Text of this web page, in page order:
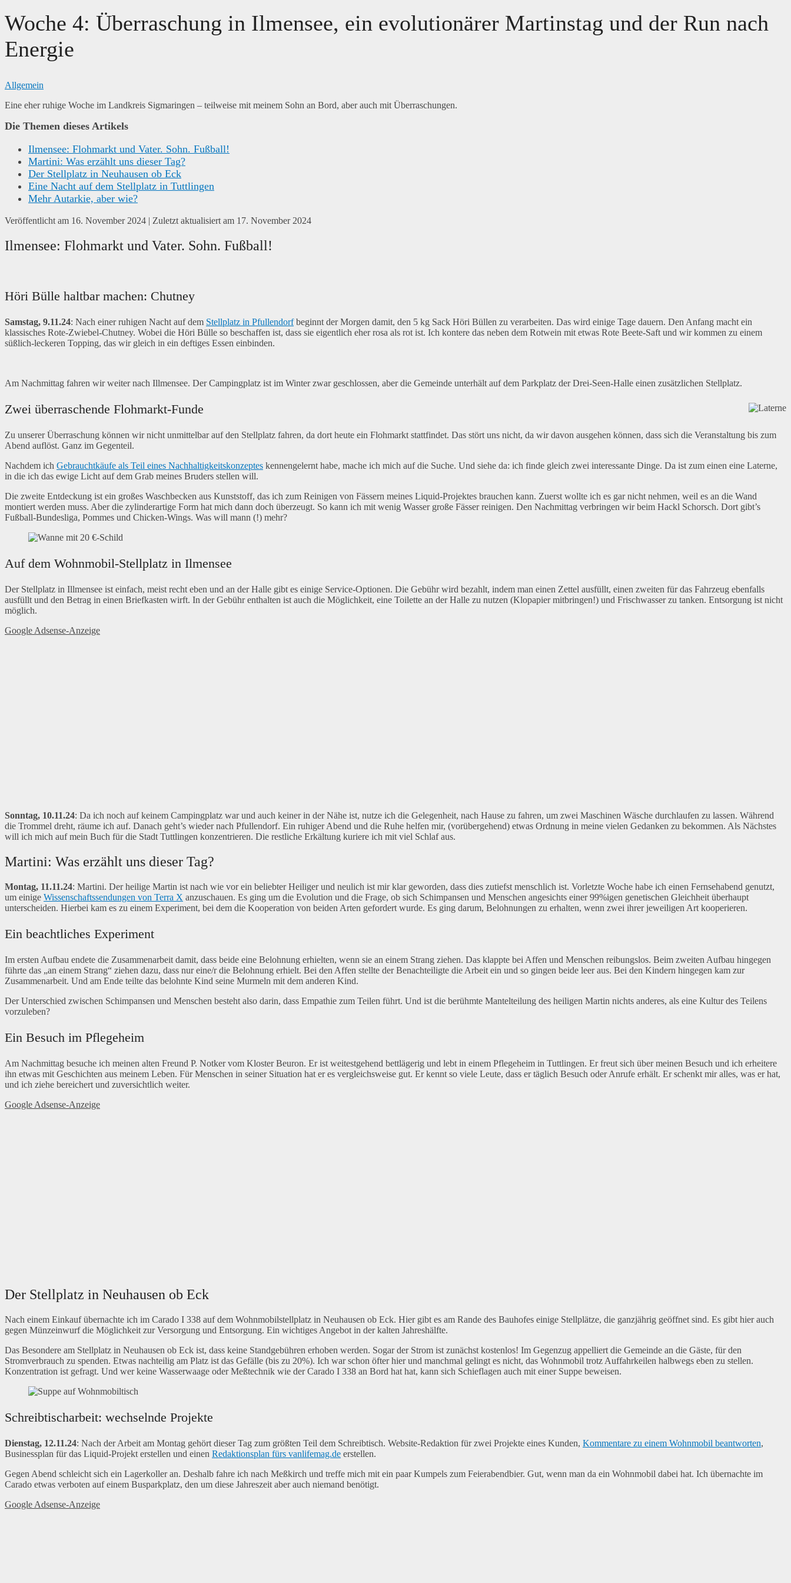
Woche 4: Überraschung in Ilmensee, ein evolutionärer Martinstag und der Run nach
Energie
Allgemein
Eine eher ruhige Woche im Landkreis Sigmaringen – teilweise mit meinem Sohn an Bord, aber auch mit Überraschungen.
Die Themen dieses Artikels
Ilmensee: Flohmarkt und Vater. Sohn. Fußball!
Martini: Was erzählt uns dieser Tag?
Der Stellplatz in Neuhausen ob Eck
Eine Nacht auf dem Stellplatz in Tuttlingen
Mehr Autarkie, aber wie?
Veröffentlicht am 16. November 2024 | Zuletzt aktualisiert am 17. November 2024
Ilmensee: Flohmarkt und Vater. Sohn. Fußball!
Höri Bülle haltbar machen: Chutney
Samstag, 9.11.24: Nach einer ruhigen Nacht auf dem Stellplatz in Pfullendorfbeginnt der Morgen damit, den 5 kg Sack Höri Büllen zu verarbeiten. Das wird einige Tage dauern. Den Anfang macht ein
klassisches Rote-Zwiebel-Chutney. Wobei die Höri Bülle so beschaffen ist, dass sie eigentlich eher rosa als rot ist. Ich kontere das neben dem Rotwein mit etwas Rote Beete-Saft und wir kommen zu einem
süßlich-leckeren Topping, das wir gleich in ein deftiges Essen einbinden.
Am Nachmittag fahren wir weiter nach Illmensee. Der Campingplatz ist im Winter zwar geschlossen, aber die Gemeinde unterhält auf dem Parkplatz der Drei-Seen-Halle einen zusätzlichen Stellplatz.
Zwei überraschende Flohmarkt-Funde
Zu unserer Überraschung können wir nicht unmittelbar auf den Stellplatz fahren, da dort heute ein Flohmarkt stattfindet. Das stört uns nicht, da wir davon ausgehen können, dass sich die Veranstaltung bis zum
Abend auflöst. Ganz im Gegenteil.
Nachdem ich Gebrauchtkäufe als Teil eines Nachhaltigkeitskonzeptes kennengelernt habe, mache ich mich auf die Suche. Und siehe da: ich finde gleich zwei interessante Dinge. Da ist zum einen eine Laterne,
in die ich das ewige Licht auf dem Grab meines Bruders stellen will.
Die zweite Entdeckung ist ein großes Waschbecken aus Kunststoff, das ich zum Reinigen von Fässern meines Liquid-Projektes brauchen kann. Zuerst wollte ich es gar nicht nehmen, weil es an die Wand
montiert werden muss. Aber die zylinderartige Form hat mich dann doch überzeugt. So kann ich mit wenig Wasser große Fässer reinigen. Den Nachmittag verbringen wir beim Hackl Schorsch. Dort gibt’s
Fußball-Bundesliga, Pommes und Chicken-Wings. Was will mann (!) mehr?
Auf dem Wohnmobil-Stellplatz in Ilmensee
Der Stellplatz in Illmensee ist einfach, meist recht eben und an der Halle gibt es einige Service-Optionen. Die Gebühr wird bezahlt, indem man einen Zettel ausfüllt, einen zweiten für das Fahrzeug ebenfalls
ausfüllt und den Betrag in einen Briefkasten wirft. In der Gebühr enthalten ist auch die Möglichkeit, eine Toilette an der Halle zu nutzen (Klopapier mitbringen!) und Frischwasser zu tanken. Entsorgung ist nicht
möglich.
Google Adsense-Anzeige
Sonntag, 10.11.24: Da ich noch auf keinem Campingplatz war und auch keiner in der Nähe ist, nutze ich die Gelegenheit, nach Hause zu fahren, um zwei Maschinen Wäsche durchlaufen zu lassen. Während
die Trommel dreht, räume ich auf. Danach geht’s wieder nach Pfullendorf. Ein ruhiger Abend und die Ruhe helfen mir, (vorübergehend) etwas Ordnung in meine vielen Gedanken zu bekommen. Als Nächstes
will ich mich auf mein Buch für die Stadt Tuttlingen konzentrieren. Die restliche Erkältung kuriere ich mit viel Schlaf aus.
Martini: Was erzählt uns dieser Tag?
Montag, 11.11.24: Martini. Der heilige Martin ist nach wie vor ein beliebter Heiliger und neulich ist mir klar geworden, dass dies zutiefst menschlich ist. Vorletzte Woche habe ich einen Fernsehabend genutzt,
um einige Wissenschaftssendungen von Terra X anzuschauen. Es ging um die Evolution und die Frage, ob sich Schimpansen und Menschen angesichts einer 99%igen genetischen Gleichheit überhaupt
unterscheiden. Hierbei kam es zu einem Experiment, bei dem die Kooperation von beiden Arten gefordert wurde. Es ging darum, Belohnungen zu erhalten, wenn zwei ihrer jeweiligen Art kooperieren.
Ein beachtliches Experiment
Im ersten Aufbau endete die Zusammenarbeit damit, dass beide eine Belohnung erhielten, wenn sie an einem Strang ziehen. Das klappte bei Affen und Menschen reibungslos. Beim zweiten Aufbau hingegen
führte das „an einem Strang“ ziehen dazu, dass nur eine/r die Belohnung erhielt. Bei den Affen stellte der Benachteiligte die Arbeit ein und so gingen beide leer aus. Bei den Kindern hingegen kam zur
Zusammenarbeit. Und am Ende teilte das belohnte Kind seine Murmeln mit dem anderen Kind.
Der Unterschied zwischen Schimpansen und Menschen besteht also darin, dass Empathie zum Teilen führt. Und ist die berühmte Mantelteilung des heiligen Martin nichts anderes, als eine Kultur des Teilens
vorzuleben?
Ein Besuch im Pflegeheim
Am Nachmittag besuche ich meinen alten Freund P. Notker vom Kloster Beuron. Er ist weitestgehend bettlägerig und lebt in einem Pflegeheim in Tuttlingen. Er freut sich über meinen Besuch und ich erheitere
ihn etwas mit Geschichten aus meinem Leben. Für Menschen in seiner Situation hat er es vergleichsweise gut. Er kennt so viele Leute, dass er täglich Besuch oder Anrufe erhält. Er schenkt mir alles, was er hat,
und ich ziehe bereichert und zuversichtlich weiter.
Google Adsense-Anzeige
Der Stellplatz in Neuhausen ob Eck
Nach einem Einkauf übernachte ich im Carado I 338 auf dem Wohnmobilstellplatz in Neuhausen ob Eck. Hier gibt es am Rande des Bauhofes einige Stellplätze, die ganzjährig geöffnet sind. Es gibt hier auch
gegen Münzeinwurf die Möglichkeit zur Versorgung und Entsorgung. Ein wichtiges Angebot in der kalten Jahreshälfte.
Das Besondere am Stellplatz in Neuhausen ob Eck ist, dass keine Standgebühren erhoben werden. Sogar der Strom ist zunächst kostenlos! Im Gegenzug appelliert die Gemeinde an die Gäste, für den
Stromverbrauch zu spenden. Etwas nachteilig am Platz ist das Gefälle (bis zu 20%). Ich war schon öfter hier und manchmal gelingt es nicht, das Wohnmobil trotz Auffahrkeilen halbwegs eben zu stellen.
Konzentration ist gefragt. Und wer keine Wasserwaage oder Meßtechnik wie der Carado I 338 an Bord hat hat, kann sich Schieflagen auch mit einer Suppe beweisen.
Schreibtischarbeit: wechselnde Projekte
Dienstag, 12.11.24: Nach der Arbeit am Montag gehört dieser Tag zum größten Teil dem Schreibtisch. Website-Redaktion für zwei Projekte eines Kunden, Kommentare zu einem Wohnmobil beantworten,
Businessplan für das Liquid-Projekt erstellen und einen Redaktionsplan fürs vanlifemag.de erstellen.
Gegen Abend schleicht sich ein Lagerkoller an. Deshalb fahre ich nach Meßkirch und treffe mich mit ein paar Kumpels zum Feierabendbier. Gut, wenn man da ein Wohnmobil dabei hat. Ich übernachte im
Carado etwas verboten auf einem Busparkplatz, den um diese Jahreszeit aber auch niemand benötigt.
Google Adsense-Anzeige